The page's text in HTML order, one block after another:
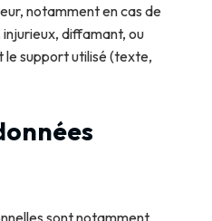
notamment en cas de
diffamant, ou
le support utilisé (texte,